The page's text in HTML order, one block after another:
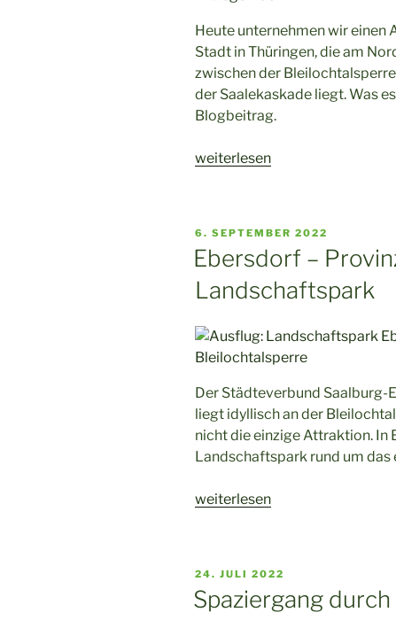
Heute unternehmen wir einen
Stadt in Thüringen, die am
zwischen der
der Saalekaskade liegt. Was
Blogbeitrag.
„Ziegenrück
Thüringer
Stadt
der
Saale“
weiterlesen
VERÖFFENTLICHT
AM
6. SEPTEMBER 2022
Ebersdorf –
Landschaftspark
Der Städteverbund
liegt idyllisch an der
nicht die einzige Attraktion.
Landschaftspark rund um das
„Ebersdorf
weiterlesen
VERÖFFENTLICHT
AM
24. JULI 2022
Spaziergang